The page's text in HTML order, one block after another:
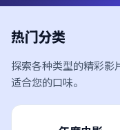
热门分类
探索各种类型的精彩影
适合您的口味。